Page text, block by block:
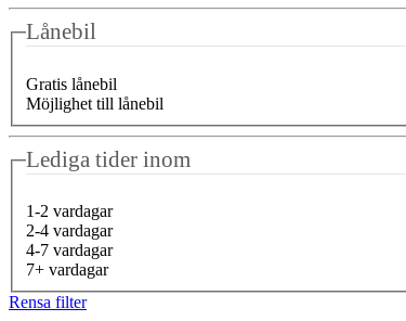
Lånebil
Gratis lånebil
Möjlighet till lånebil
Lediga tider inom
1-2 vardagar
2-4 vardagar
4-7 vardagar
7+ vardagar
Rensa filter